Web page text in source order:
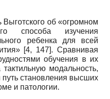
об «огромном
способа изучения
ребенка для всей
[4, 147]. Сравнивая
обучения в их
модальность,
становления высших
и патологии.